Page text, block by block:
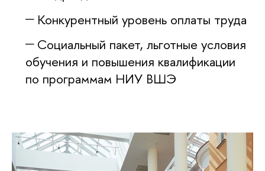
Конкурентный уровень оплаты труда
Социальный пакет, льготные условия
обучения и повышения квалификации
по программам НИУ ВШЭ